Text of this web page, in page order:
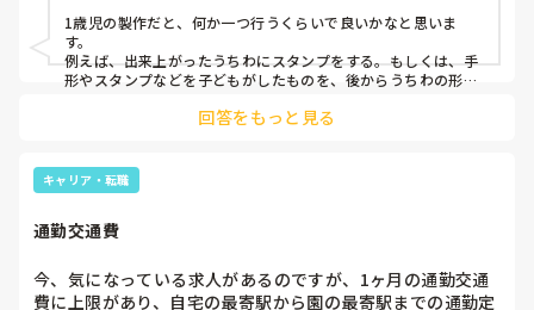
1歳児の製作だと、何か一つ行うくらいで良いかなと思いま
す。
例えば、出来上がったうちわにスタンプをする。もしくは、手
形やスタンプなどを子どもがしたものを、後からうちわの形に
雨遊び、氷遊び、など間食遊びをたくさん行っています。
す！いつもと違うおもちゃ、室内に興味津々です！
回答をもっと見る
キャリア・転職
通勤交通費
今、気になっている求人があるのですが、1ヶ月の通勤交通
費に上限があり、自宅の最寄駅から園の最寄駅までの通勤定